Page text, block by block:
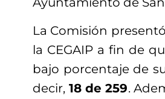
La Comisión
la CEGAIP a fin de
bajo porcentaje de
decir, 18 de 259.